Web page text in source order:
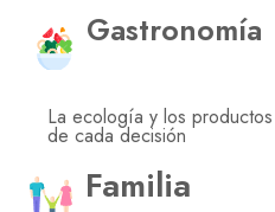
Gastronomía
La ecología y los
de cada decisión
Familia